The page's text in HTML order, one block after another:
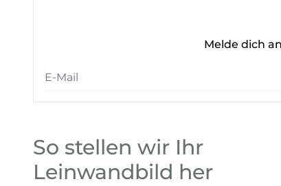
Melde dich
So stellen wir Ihr
Leinwandbild her